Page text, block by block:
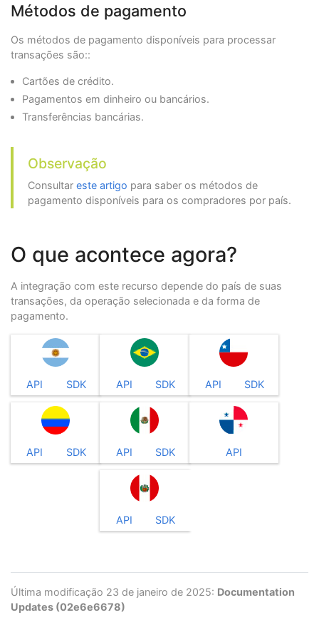
Métodos de pagamento
Os métodos de pagamento disponíveis para processar
transações são::
Cartões de crédito.
Pagamentos em dinheiro ou bancários.
Transferências bancárias.
Observação
Consultar este artigo para saber os métodos de
pagamento disponíveis para os compradores por país.
O que acontece agora?
A integração com este recurso depende do país de suas
transações, da operação selecionada e da forma de
pagamento.
API SDK API SDK API SDK
API SDK API SDK API
API SDK
Última modificação 23 de janeiro de 2025: Documentation
Updates (02e6e6678)